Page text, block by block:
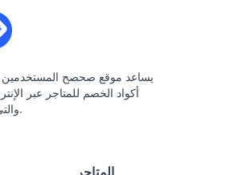
يساعد موقع صحصح
أكواد الخصم للمتاجر عبر
والتي يتم تحديثها باستمرار.